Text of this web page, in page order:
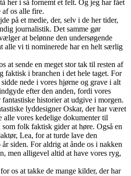
her i så fornemt et felt. Og jeg har fået
af os alle fire.
på et medie, der, selv i de her tider,
journalistik. Det samme gør
at belønne den undersøgende
alle vi ti nominerede har en helt særlig
at sende en meget stor tak til resten af
faktisk i branchen i det hele taget. For
nede i vores hjørne og grave i alt
efter den anden, fordi vores
historier at udgive i morgen.
lyddesigner Oskar, der har været
alle vores kedelige dokumenter til
folk faktisk gider at høre. Også en
Lea, for at turde lave den
siden. For aldrig at ånde os i nakken
men alligevel altid at have vores ryg,
os at takke de mange kilder, der har